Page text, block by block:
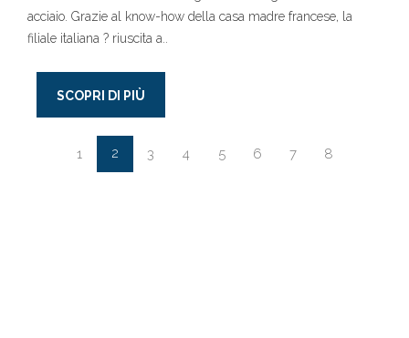
acciaio. Grazie al know-how della casa madre francese, la
filiale italiana ? riuscita a..
SCOPRI DI PIÙ
1 2 3 4 5 6 7 8